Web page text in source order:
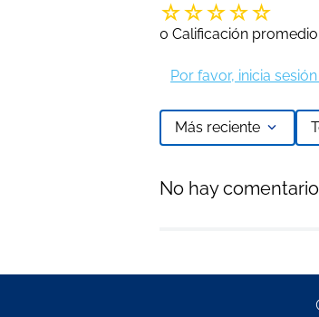
☆☆☆☆☆
0 Calificación promedio
Por favor, inicia
Más reciente
No hay